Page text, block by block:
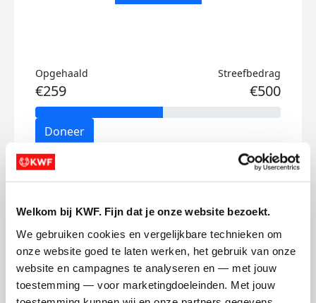
Welkom bij KWF. Fijn dat je onze website bezoekt.
We gebruiken cookies en vergelijkbare technieken om
onze website goed te laten werken, het gebruik van onze
website en campagnes te analyseren en — met jouw
toestemming — voor marketingdoeleinden. Met jouw
Opgehaald
€259
Streefbedrag
€500
Doneer
Ivo's badges